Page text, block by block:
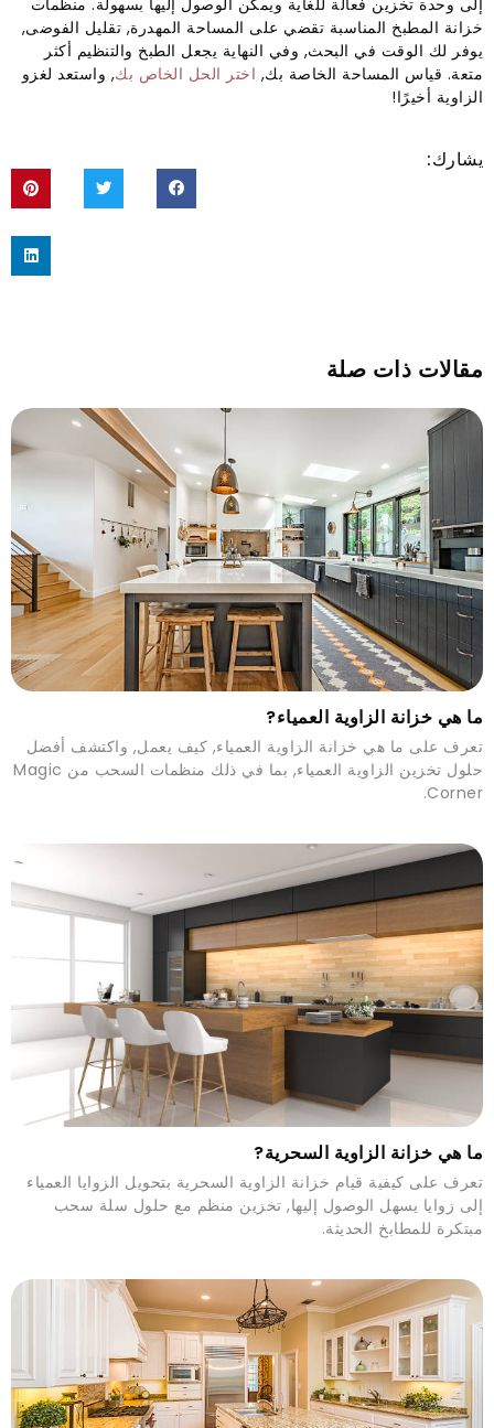
خزانة المطبخ المناسبة تقضي على المساحة المهدرة, تقليل الفوضى,
يوفر لك الوقت في البحث, وفي النهاية يجعل الطبخ والتنظيم أكثر
متعة. قياس المساحة الخاصة بك, اختر الحل الخاص بك, واستعد لغزو
الزاوية أخيرًا!
يشارك:
مقالات ذات صلة
ما هي خزانة الزاوية العمياء?
تعرف على ما هي خزانة الزاوية العمياء, كيف يعمل, واكتشف أفضل
حلول تخزين الزاوية العمياء, بما في ذلك منظمات السحب من Magic
Corner.
ما هي خزانة الزاوية السحرية?
تعرف على كيفية قيام خزانة الزاوية السحرية بتحويل الزوايا العمياء
إلى زوايا يسهل الوصول إليها, تخزين منظم مع حلول سلة سحب
مبتكرة للمطابخ الحديثة.